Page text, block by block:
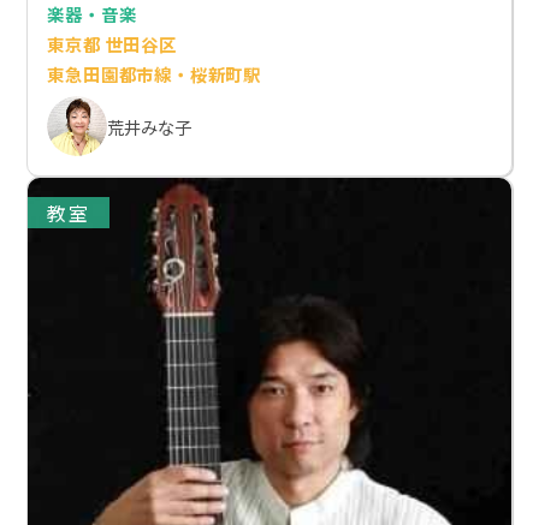
楽器・音楽
東京都 世田谷区
東急田園都市線・桜新町駅
荒井みな子
教室